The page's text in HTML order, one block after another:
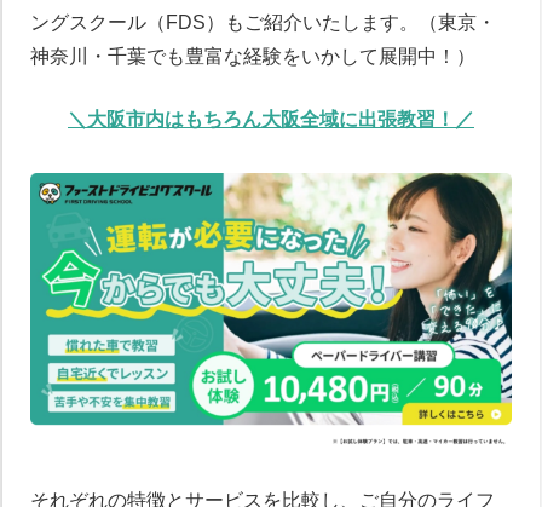
ングスクール（FDS）もご紹介いたします。（東京・
神奈川・千葉でも豊富な経験をいかして展開中！）
＼大阪市内はもちろん大阪全域に出張教習！／
それぞれの特徴とサービスを比較し、ご自分のライフ